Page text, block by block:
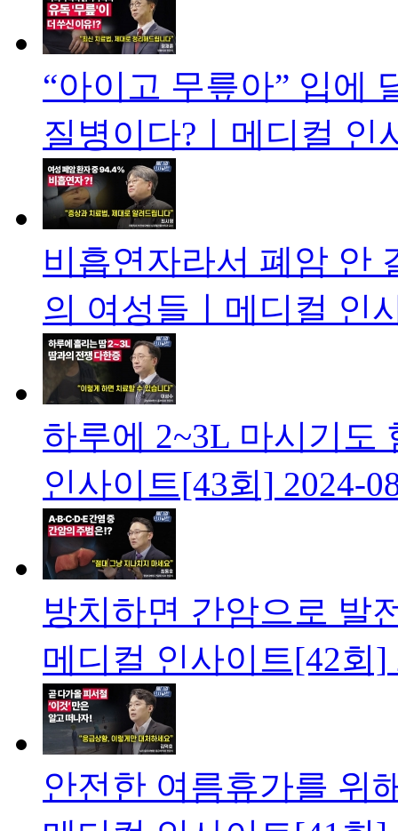
“아이고 무릎아” 입에
질병이다?ㅣ메디컬 인
비흡연자라서 폐암 안
의 여성들ㅣ메디컬 인
하루에 2~3L 마시기도
인사이트[43회] 2024-
방치하면 간암으로 발
메디컬 인사이트[42회]
안전한 여름휴가를 위